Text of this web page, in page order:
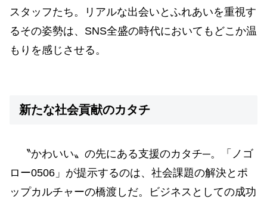
スタッフたち。リアルな出会いとふれあいを重視す
るその姿勢は、SNS全盛の時代においてもどこか温
もりを感じさせる。
新たな社会貢献のカタチ
〝かわいい〟の先にある支援のカタチ─。「ノゴ
ロー0506」が提示するのは、社会課題の解決とポ
ップカルチャーの橋渡しだ。ビジネスとしての成功